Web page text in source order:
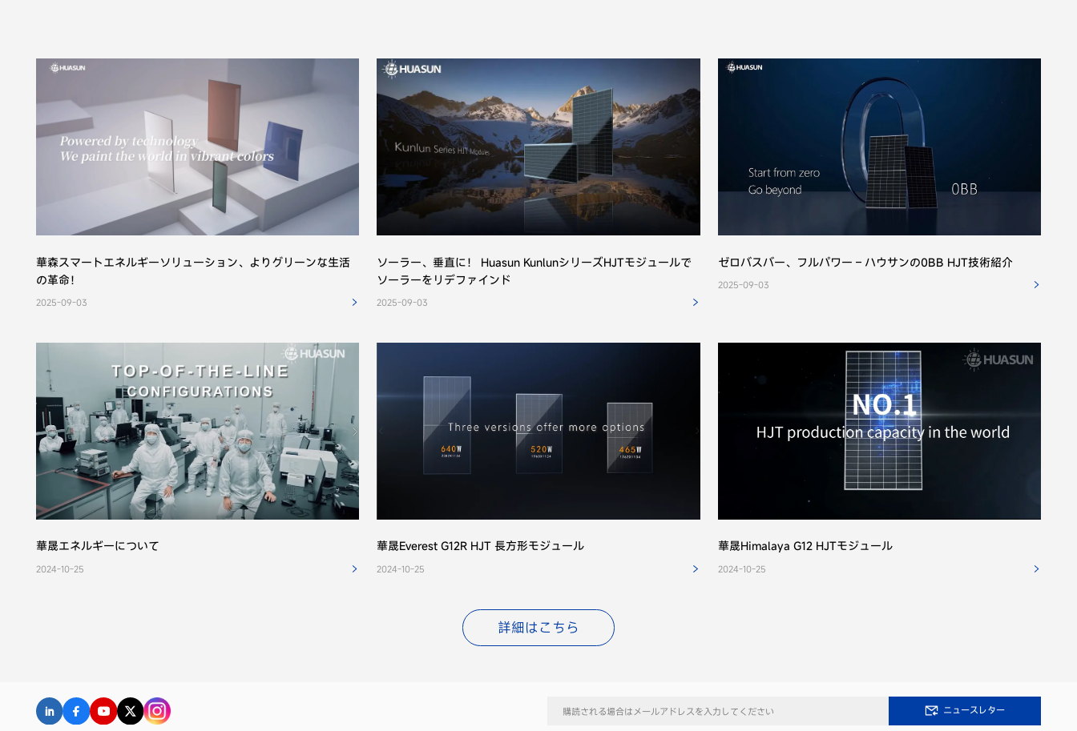
プライバシーポリシーを読み、同意いたします プライバシーポリシー
送信する
華森スマートエネルギーソリューション、よりグリーンな生活
の革命！
2025-09-03
ソーラー、垂直に！ Huasun KunlunシリーズHJTモジュールで
ソーラーをリデファインド
2025-09-03
ゼロバスバー、フルパワー – ハウサンの0BB HJT技術紹介
2025-09-03
華晟エネルギーについて
2024-10-25
華晟Everest G12R HJT 長方形モジュール
2024-10-25
華晟Himalaya G12 HJTモジュール
2024-10-25
詳細はこちら
ニュースレター